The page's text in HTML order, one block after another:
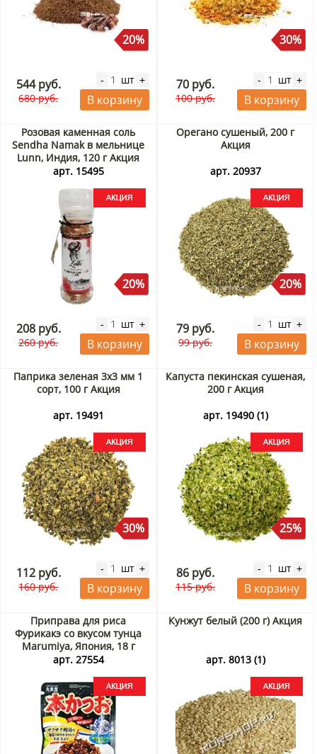
20%
544 руб.
680 руб.
- шт +
В корзину
30%
70 руб.
100 руб.
- шт +
В корзину
Розовая каменная соль
Sendha Namak в мельнице
Lunn, Индия, 120 г Акция
арт. 15495
20%
208 руб.
260 руб.
- шт +
В корзину
Орегано сушеный, 200 г
Акция
арт. 20937
20%
79 руб.
99 руб.
- шт +
В корзину
Паприка зеленая 3х3 мм 1
сорт, 100 г Акция
арт. 19491
30%
112 руб.
160 руб.
- шт +
В корзину
Капуста пекинская сушеная,
200 г Акция
арт. 19490 (1)
25%
86 руб.
115 руб.
- шт +
В корзину
Приправа для риса
Фурикакэ со вкусом тунца
Marumiya, Япония, 18 г
Акция
арт. 27554
Кунжут белый (200 г) Акция
арт. 8013 (1)